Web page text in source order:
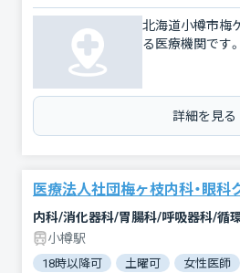
北海道小樽市梅
る医療機関です。
詳細を見る
医療法人社団梅ヶ枝内科・眼科
内科/消化器科/胃腸科/呼吸器科/循
小樽駅
18時以降可 土曜可 女性医師